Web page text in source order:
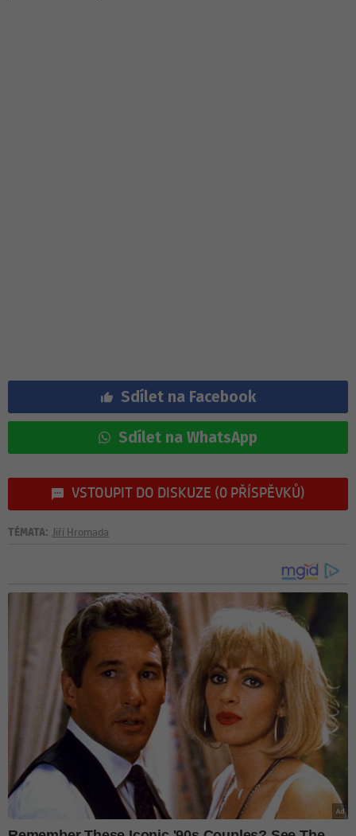
Sdílet na Facebook
Sdílet na WhatsApp
VSTOUPIT DO DISKUZE (0 PŘÍSPĚVKŮ)
TÉMATA: Jiří Hromada